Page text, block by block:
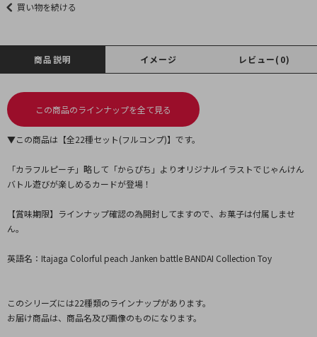
買い物を続ける
商品説明 イメージ レビュー(0)
この商品のラインナップを全て見る
▼この商品は【全22種セット(フルコンプ)】です。
「カラフルピーチ」略して「からぴち」よりオリジナルイラストでじゃんけん
バトル遊びが楽しめるカードが登場！
【賞味期限】ラインナップ確認の為開封してますので、お菓子は付属しませ
ん。
英語名：Itajaga Colorful peach Janken battle BANDAI Collection Toy
このシリーズには22種類のラインナップがあります。
お届け商品は、商品名及び画像のものになります。